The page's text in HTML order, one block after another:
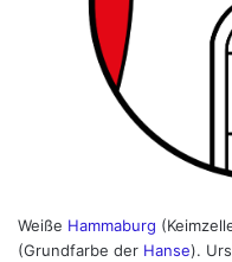
Weiße Hammaburg
(Grundfarbe der Hanse).